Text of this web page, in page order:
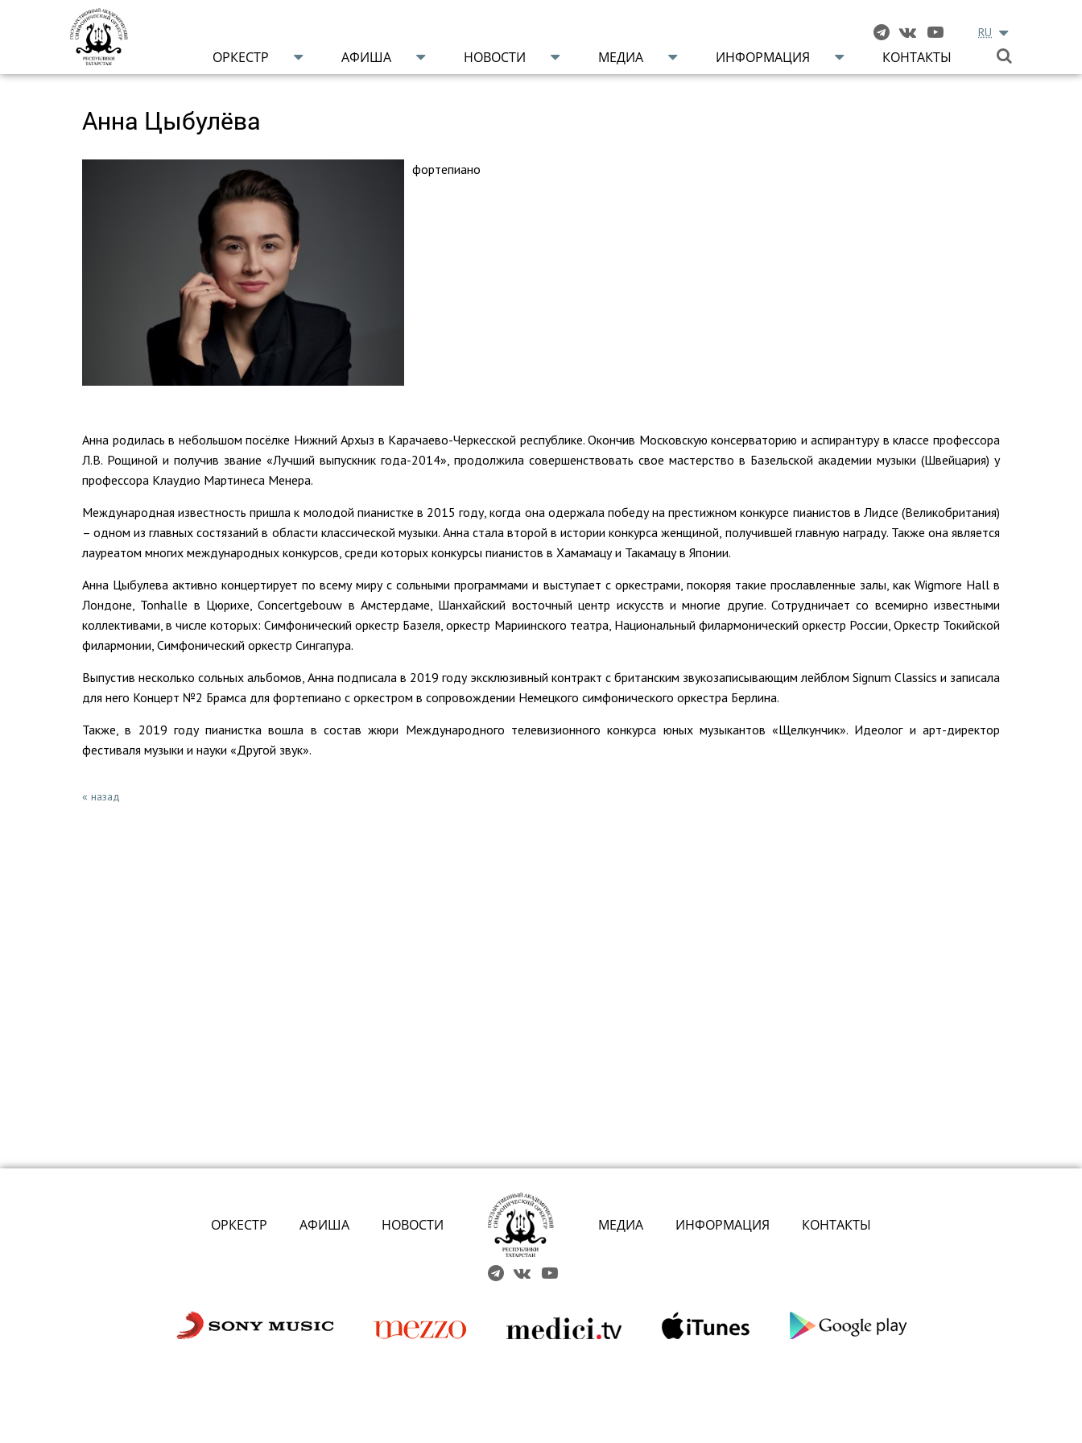
RU
ОРКЕСТР АФИША НОВОСТИ МЕДИА ИНФОРМАЦИЯ КОНТАКТЫ
Анна Цыбулёва
фортепиано
Анна родилась в небольшом посёлке Нижний Архыз в Карачаево-Черкесской республике. Окончив Московскую консерваторию и аспирантуру в классе профессора
Л.В. Рощиной и получив звание «Лучший выпускник года-2014», продолжила совершенствовать свое мастерство в Базельской академии музыки (Швейцария) у
профессора Клаудио Мартинеса Менера.
Международная известность пришла к молодой пианистке в 2015 году, когда она одержала победу на престижном конкурсе пианистов в Лидсе (Великобритания)
– одном из главных состязаний в области классической музыки. Анна стала второй в истории конкурса женщиной, получившей главную награду. Также она является
лауреатом многих международных конкурсов, среди которых конкурсы пианистов в Хамамацу и Такамацу в Японии.
Анна Цыбулева активно концертирует по всему миру с сольными программами и выступает с оркестрами, покоряя такие прославленные залы, как Wigmore Hall в
Лондоне, Tonhalle в Цюрихе, Concertgebouw в Амстердаме, Шанхайский восточный центр искусств и многие другие. Сотрудничает со всемирно известными
коллективами, в числе которых: Симфонический оркестр Базеля, оркестр Мариинского театра, Национальный филармонический оркестр России, Оркестр Токийской
филармонии, Симфонический оркестр Сингапура.
Выпустив несколько сольных альбомов, Анна подписала в 2019 году эксклюзивный контракт с британским звукозаписывающим лейблом Signum Classics и записала
для него Концерт №2 Брамса для фортепиано с оркестром в сопровождении Немецкого симфонического оркестра Берлина.
Также, в 2019 году пианистка вошла в состав жюри Международного телевизионного конкурса юных музыкантов «Щелкунчик». Идеолог и арт-директор
фестиваля музыки и науки «Другой звук».
« назад
ОРКЕСТР АФИША НОВОСТИ МЕДИА ИНФОРМАЦИЯ КОНТАКТЫ